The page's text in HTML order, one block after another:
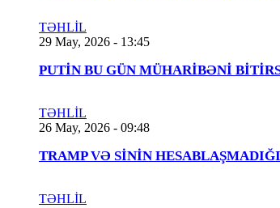
TƏHLİL
29 May, 2026 - 13:45
PUTİN BU GÜN MÜHARİBƏNİ
TƏHLİL
26 May, 2026 - 09:48
TRAMP VƏ SİNİN
TƏHLİL